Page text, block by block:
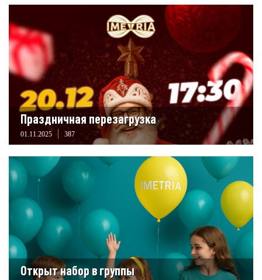
Праздничная перезагрузка
01.11.2025 387
Открыт набор в группы